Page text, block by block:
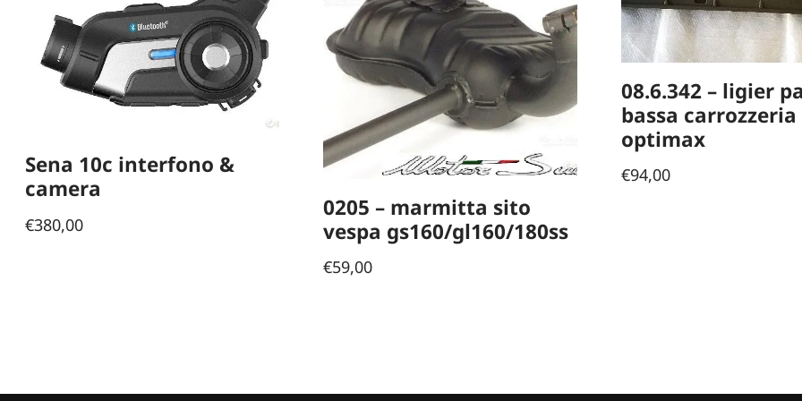
Sena 10c interfono &
camera
€380,00
0205 – marmitta sito
vespa gs160/gl160/180ss
€59,00
08.6.342 – ligier
bassa carrozzeria
optimax
€94,00